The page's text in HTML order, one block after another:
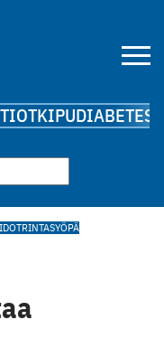
KIPUDIABETES
RINTASYÖPÄ